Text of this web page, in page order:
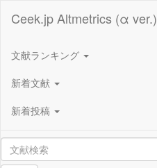
Ceek.jp Altmetrics (α ver.)
文献ランキング
新着文献
新着投稿